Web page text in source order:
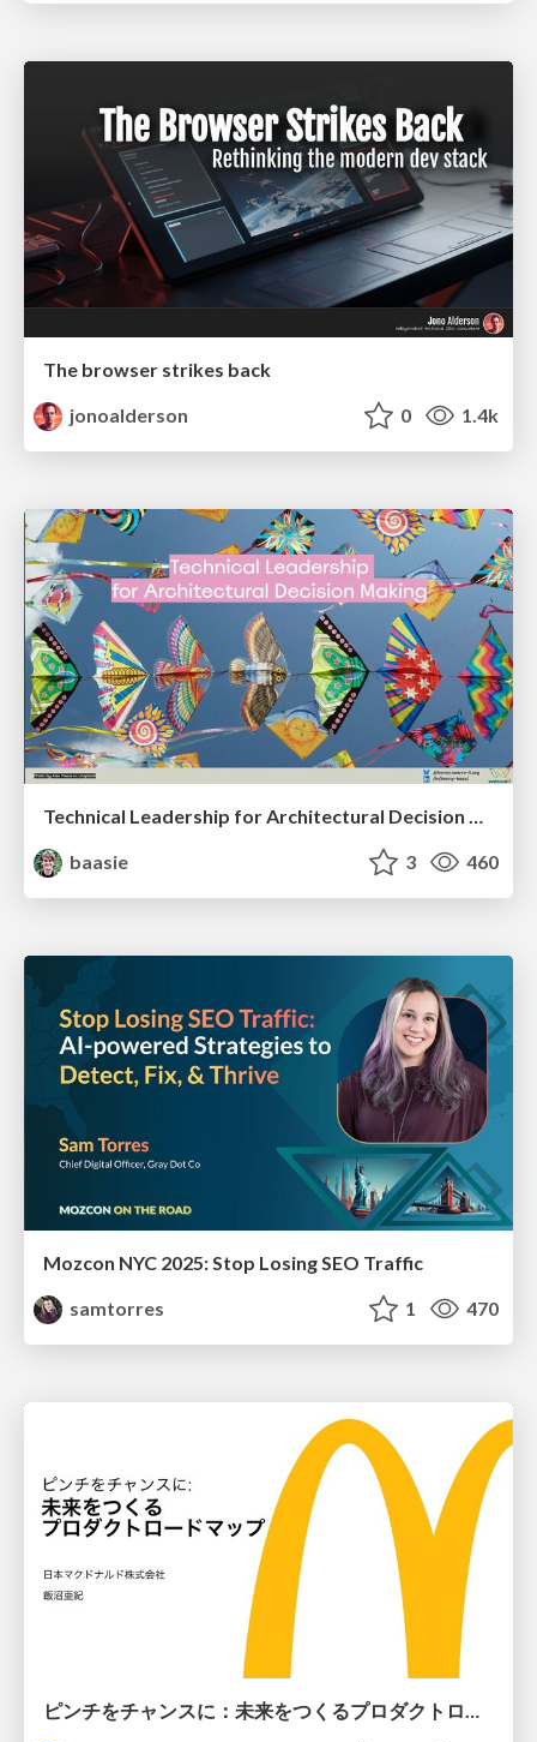
The browser strikes back
jonoalderson
0 1.4k
Technical Leadership for Architectural Decision Making
baasie
3 460
Mozcon NYC 2025: Stop Losing SEO Traffic
samtorres
1 470
ピンチをチャンスに：未来をつくるプロダクトロードマップ #pmconf2020